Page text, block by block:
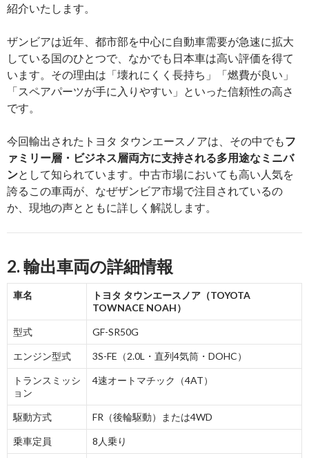
紹介いたします。
ザンビアは近年、都市部を中心に自動車需要が急速に拡大
している国のひとつで、なかでも日本車は高い評価を得て
います。その理由は「壊れにくく長持ち」「燃費が良い」
「スペアパーツが手に入りやすい」といった信頼性の高さ
です。
今回輸出されたトヨタ タウンエースノアは、その中でもフ
ァミリー層・ビジネス層両方に支持される多用途なミニバ
ンとして知られています。中古市場においても高い人気を
誇るこの車両が、なぜザンビア市場で注目されているの
か、現地の声とともに詳しく解説します。
2. 輸出車両の詳細情報
車名
トヨタ タウンエースノア（TOYOTA
TOWNACE NOAH）
型式 GF-SR50G
エンジン型式 3S-FE（2.0L・直列4気筒・DOHC）
トランスミッシ
ョン
4速オートマチック（4AT）
駆動方式 FR（後輪駆動）または4WD
乗車定員 8人乗り